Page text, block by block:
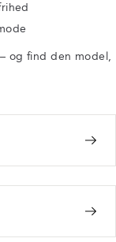
og find den model,